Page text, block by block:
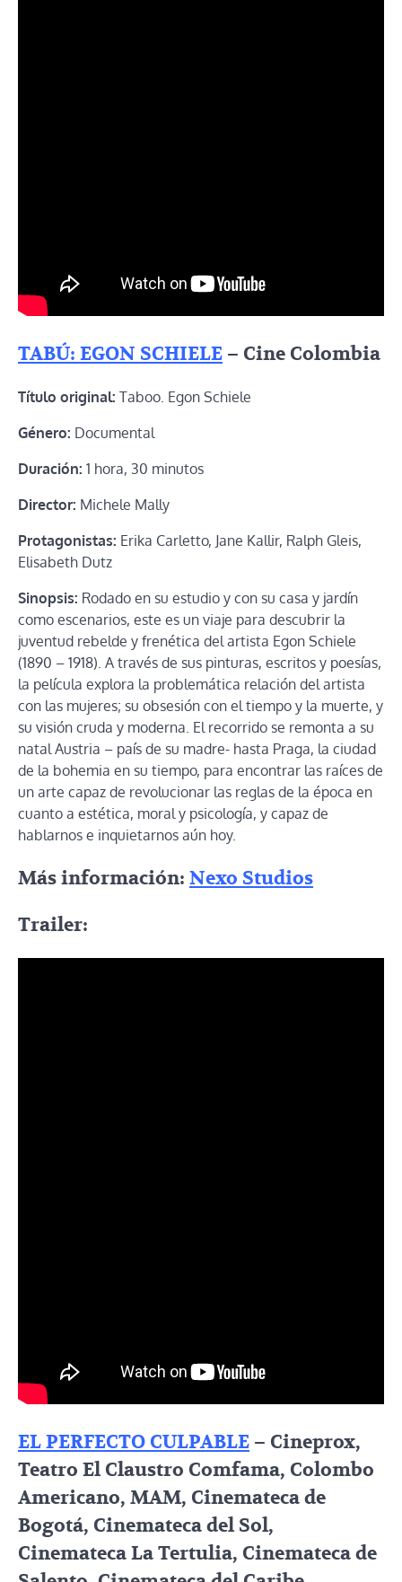
TABÚ: EGON SCHIELE – Cine Colombia
Título original: Taboo. Egon Schiele
Género: Documental
Duración: 1 hora, 30 minutos
Director: Michele Mally
Protagonistas: Erika Carletto, Jane Kallir, Ralph Gleis,
Elisabeth Dutz
Sinopsis: Rodado en su estudio y con su casa y jardín
como escenarios, este es un viaje para descubrir la
juventud rebelde y frenética del artista Egon Schiele
(1890 – 1918). A través de sus pinturas, escritos y poesías,
la película explora la problemática relación del artista
con las mujeres; su obsesión con el tiempo y la muerte, y
su visión cruda y moderna. El recorrido se remonta a su
natal Austria – país de su madre- hasta Praga, la ciudad
de la bohemia en su tiempo, para encontrar las raíces de
un arte capaz de revolucionar las reglas de la época en
cuanto a estética, moral y psicología, y capaz de
hablarnos e inquietarnos aún hoy.
Más información: Nexo Studios
Trailer:
EL PERFECTO CULPABLE – Cineprox,
Teatro El Claustro Comfama, Colombo
Americano, MAM, Cinemateca de
Bogotá, Cinemateca del Sol,
Cinemateca La Tertulia, Cinemateca de